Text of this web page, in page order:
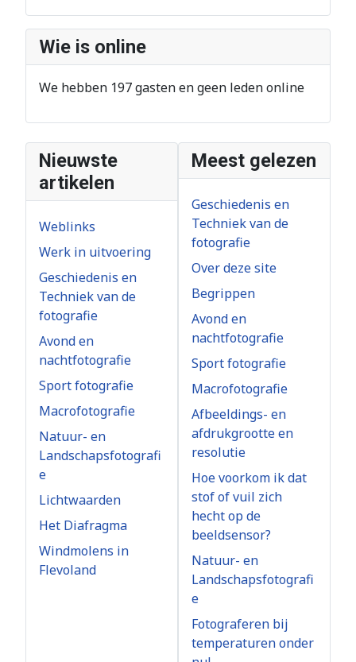
Wie is online
We hebben 197 gasten en geen leden online
Nieuwste
artikelen
Weblinks
Werk in uitvoering
Geschiedenis en
Techniek van de
fotografie
Avond en
nachtfotografie
Sport fotografie
Macrofotografie
Natuur- en
Landschapsfotografi
e
Lichtwaarden
Het Diafragma
Windmolens in
Flevoland
Meest gelezen
Geschiedenis en
Techniek van de
fotografie
Over deze site
Begrippen
Avond en
nachtfotografie
Sport fotografie
Macrofotografie
Afbeeldings- en
afdrukgrootte en
resolutie
Hoe voorkom ik dat
stof of vuil zich
hecht op de
beeldsensor?
Natuur- en
Landschapsfotografi
e
Fotograferen bij
temperaturen onder